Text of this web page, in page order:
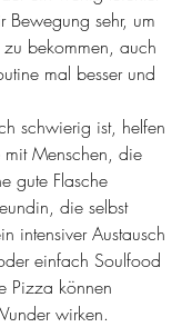
Bewegung sehr, um
bekommen, auch
mal besser und
schwierig ist, helfen
Menschen, die
gute Flasche
die selbst
intensiver Austausch
einfach Soulfood
Pizza können
wirken.